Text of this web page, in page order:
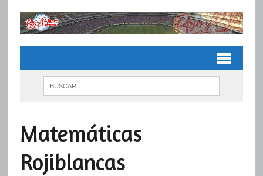
Matemáticas
Rojiblancas